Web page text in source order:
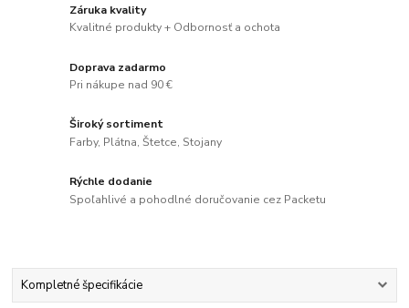
Záruka kvality
Kvalitné produkty + Odbornosť a ochota
Doprava zadarmo
Pri nákupe nad 90 €
Široký sortiment
Farby, Plátna, Štetce, Stojany
Rýchle dodanie
Spoľahlivé a pohodlné doručovanie cez Packetu
Kompletné špecifikácie